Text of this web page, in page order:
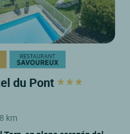
du Pont
km